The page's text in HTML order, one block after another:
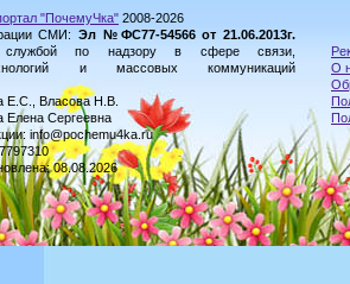
"ПочемуЧка" 2008-2026
СМИ: Эл №ФС77-54566 от 21.06.2013г.
службой по надзору в сфере связи,
и массовых коммуникаций
Е.С., Власова Н.В.
Елена Сергеевна
info@pochemu4ka.ru
08.08.2026
О